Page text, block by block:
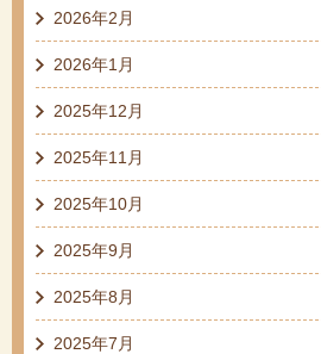
2026年2月
2026年1月
2025年12月
2025年11月
2025年10月
2025年9月
2025年8月
2025年7月